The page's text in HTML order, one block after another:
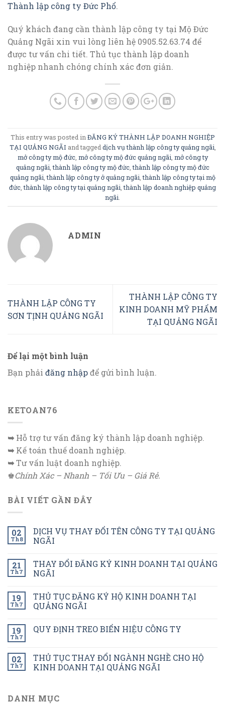
Thành lập công ty Đức Phổ.
Quý khách đang cần thành lập công ty tại Mộ Đức
Quảng Ngãi xin vui lòng liên hệ 0905.52.63.74 để
được tư vấn chi tiết. Thủ tục thành lập doanh
nghiệp nhanh chóng chính xác đơn giản.
This entry was posted in ĐĂNG KÝ THÀNH LẬP DOANH NGHIỆP
TẠI QUẢNG NGÃI and tagged dịch vụ thành lập công ty quảng ngãi
mở công ty mộ đức, mở công ty mộ đức quảng ngãi mở công ty
quảng ngãi ,thành lập công ty mộ đức,thành lập công ty mộ đức
quảng ngãi ,thành lập công ty ở quảng ngãi ,thành lập công ty tại mộ
đức ,thành lập công ty tại quảng ngãi ,thành lập doanh nghiệp quảng
ngãi
ADMIN
THÀNH LẬP CÔNG TY
SƠN TỊNH QUẢNG NGÃI
THÀNH LẬP CÔNG TY
KINH DOANH MỸ PHẨM
TẠI QUẢNG NGÃI
Để lại một bình luận
Bạn phải đăng nhậpđể gửi bình luận.
KETOAN76
➥Hỗ trợ tư vấn đăng ký thành lập doanh nghiệp.
➥Kế toán thuế doanh nghiệp.
➥Tư vấn luật doanh nghiệp.
♚Chính Xác – Nhanh – Tối Ưu – Giá Rẻ.
BÀI VIẾT GẦN ĐÂY
02
Th8
DỊCH VỤ THAY ĐỔI TÊN CÔNG TY TẠI QUẢNG
NGÃI
21
Th7
THAY ĐỔI ĐĂNG KÝ KINH DOANH TẠI QUẢNG
NGÃI
19
Th7
THỦ TỤC ĐĂNG KÝ HỘ KINH DOANH TẠI
QUẢNG NGÃI
19
Th7
QUY ĐỊNH TREO BIỂN HIỆU CÔNG TY
02
Th7
THỦ TỤC THAY ĐỔI NGÀNH NGHỀ CHO HỘ
KINH DOANH TẠI QUẢNG NGÃI
DANH MỤC